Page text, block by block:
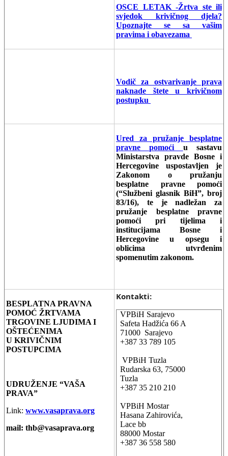
OSCE LETAK -Žrtva ste ili
svjedok krivičnog djela?
Upoznajte se sa vašim
pravima i obavezama
Vodič za ostvarivanje prava
naknade štete u krivičnom
postupku
Ured za pružanje besplatne
pravne pomoći u sastavu
Ministarstva pravde Bosne i
Hercegovine uspostavljen je
Zakonom o pružanju
besplatne pravne pomoći
(“Službeni glasnik BiH”, broj
83/16), te je nadležan za
pružanje besplatne pravne
pomoći pri tijelima i
institucijama Bosne i
Hercegovine u opsegu i
oblicima utvrđenim
spomenutim zakonom.
BESPLATNA PRAVNA
POMOĆ ŽRTVAMA
TRGOVINE LJUDIMA I
OŠTEĆENIMA
U KRIVIČNIM
POSTUPCIMA
UDRUŽENJE “VAŠA
PRAVA”
Link: www.vasaprava.org
mail: thb@vasaprava.org
Kontakti:
VPBiH Sarajevo
Safeta Hadžića 66 A
71000 Sarajevo
+387 33 789 105
VPBiH Tuzla
Rudarska 63, 75000
Tuzla
+387 35 210 210
VPBiH Mostar
Hasana Zahirovića,
Lace bb
88000 Mostar
+387 36 558 580